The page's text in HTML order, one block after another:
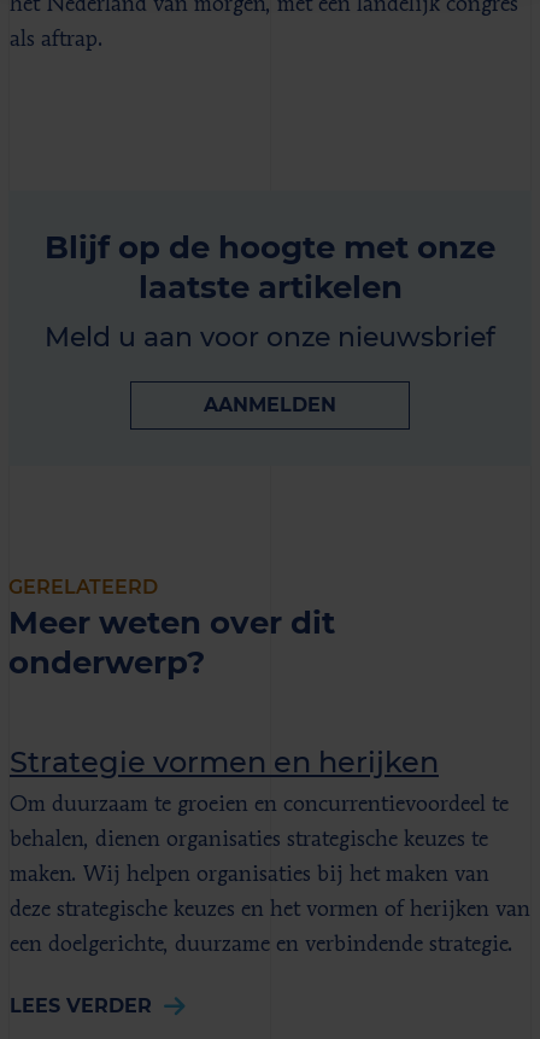
het Nederland van morgen, met een landelijk congres
als aftrap.
Blijf op de hoogte met onze
laatste artikelen
Meld u aan voor onze nieuwsbrief
AANMELDEN
GERELATEERD
Meer weten over dit
onderwerp?
Strategie vormen en herijken
Om duurzaam te groeien en concurrentievoordeel te
behalen, dienen organisaties strategische keuzes te
maken. Wij helpen organisaties bij het maken van
deze strategische keuzes en het vormen of herijken van
een doelgerichte, duurzame en verbindende strategie.
LEES VERDER